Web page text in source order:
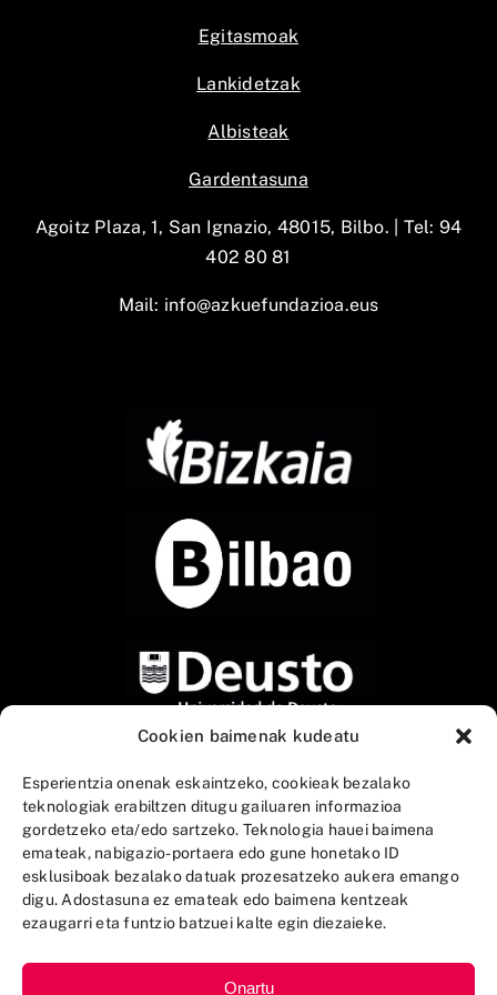
Cookien baimenak kudeatu
Esperientzia onenak eskaintzeko, cookieak bezalako
teknologiak erabiltzen ditugu gailuaren informazioa
gordetzeko eta/edo sartzeko. Teknologia hauei baimena
emateak, nabigazio-portaera edo gune honetako ID
esklusiboak bezalako datuak prozesatzeko aukera emango
digu. Adostasuna ez emateak edo baimena kentzeak
ezaugarri eta funtzio batzuei kalte egin diezaieke.
Onartu
Egitasmoak
Lankidetzak
Albisteak
Gardentasuna
Agoitz Plaza, 1, San Ignazio, 48015, Bilbo. | Tel: 94
402 80 81
Mail: info@azkuefundazioa.eus